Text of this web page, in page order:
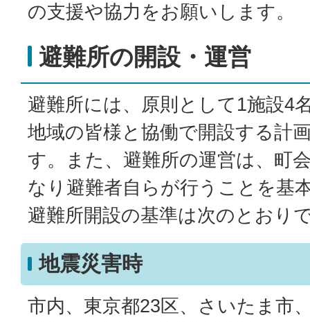
の支援や協力をお願いします。
避難所の開設・運営
避難所には、原則として1施設4
地域の皆様と協働で開設する計
す。また、避難所の運営は、町
なり避難者自らが行うことを基
避難所開設の基準は次のとおり
地震災害時
市内、東京都23区、さいたま市